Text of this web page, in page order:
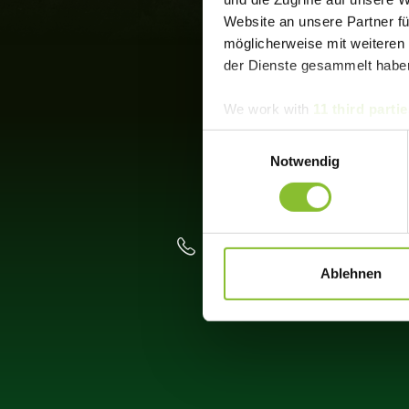
Website an unsere Partner
möglicherweise mit
der Dienste gesammelt
We work with 11 third
Notwendig
Ablehnen
+49 (0)152 059 732 86